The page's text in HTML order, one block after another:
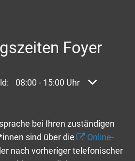
Foyer
weitere Öffnungs- oder
08:00 - 15:00 Uhr Von 08:00
bei Ihren zuständigen
sind über die
Online-
nach vorheriger telefonischer